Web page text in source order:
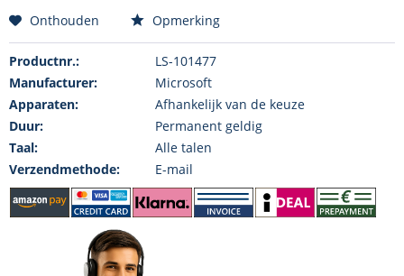
Onthouden Opmerking
Productnr.:
LS-101477
Manufacturer:
Microsoft
Apparaten:
Afhankelijk van de keuze
Duur:
Permanent geldig
Taal:
Alle talen
Verzendmethode:
E-mail